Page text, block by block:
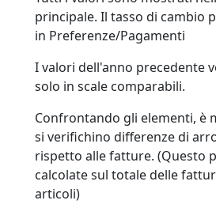
principale. Il tasso di cambio
in Preferenze/Pagamenti
I valori dell'anno precedente
solo in scale comparabili.
Confrontando gli elementi, è
si verifichino differenze di
rispetto alle fatture. (Questo
calcolate sul totale delle
articoli)